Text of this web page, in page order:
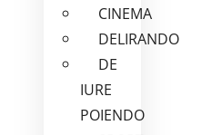
CINEMA
DELIRANDO
DE
IURE
POIENDO